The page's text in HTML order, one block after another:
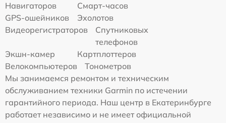
Навигаторов
Смарт-часов
GPS-ошейников
Эхолотов
Видеорегистраторов
Спутниковых
телефонов
Экшн-камер
Картплоттеров
Велокомпьютеров
Тонометров
Мы занимаемся ремонтом и техническим
обслуживанием техники Garmin по истечении
гарантийного периода. Наш центр в Екатеринбурге
работает независимо и не имеет официальной